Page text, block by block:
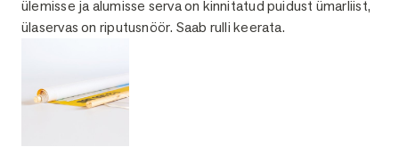
ülemisse ja alumisse serva on kinnitatud puidust ümarliist,
ülaservas on riputusnöör. Saab rulli keerata.